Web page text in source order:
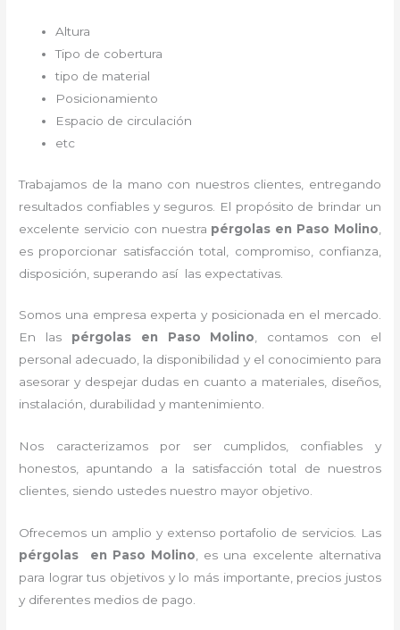
Altura
Tipo de cobertura
tipo de material
Posicionamiento
Espacio de circulación
etc
Trabajamos de la mano con nuestros clientes, entregando
resultados confiables y seguros. El propósito de brindar un
excelente servicio con nuestra pérgolas en Paso Molino
es proporcionar satisfacción total, compromiso, confianza,
disposición, superando así las expectativas.
Somos una empresa experta y posicionada en el mercado.
En las pérgolasen Paso Molino, contamos con el
personal adecuado, la disponibilidad y el conocimiento para
asesorar y despejar dudas en cuanto a materiales, diseños,
instalación, durabilidad y mantenimiento.
Nos caracterizamos por ser cumplidos, confiables y
honestos, apuntando a la satisfacción total de nuestros
clientes, siendo ustedes nuestro mayor objetivo.
Ofrecemos un amplio y extenso portafolio de servicios. Las
pérgolas en Paso Molino , es una excelente alternativa
para lograr tus objetivos y lo más importante, precios justos
y diferentes medios de pago.